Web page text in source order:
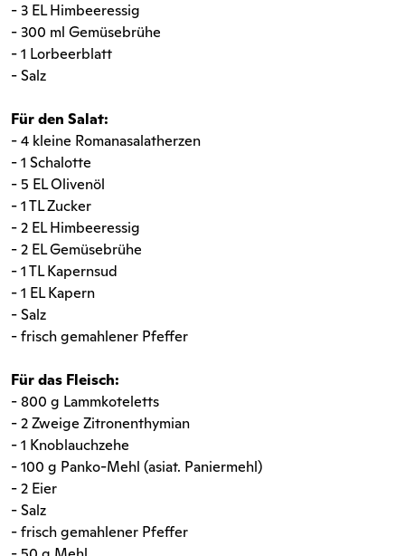
- 3 EL Himbeeressig
- 300 ml Gemüsebrühe
- 1 Lorbeerblatt
- Salz
Für den Salat:
- 4 kleine Romanasalatherzen
- 1 Schalotte
- 5 EL Olivenöl
- 1 TL Zucker
- 2 EL Himbeeressig
- 2 EL Gemüsebrühe
- 1 TL Kapernsud
- 1 EL Kapern
- Salz
- frisch gemahlener Pfeffer
Für das Fleisch:
- 800 g Lammkoteletts
- 2 Zweige Zitronenthymian
- 1 Knoblauchzehe
- 100 g Panko-Mehl (asiat. Paniermehl)
- 2 Eier
- Salz
- frisch gemahlener Pfeffer